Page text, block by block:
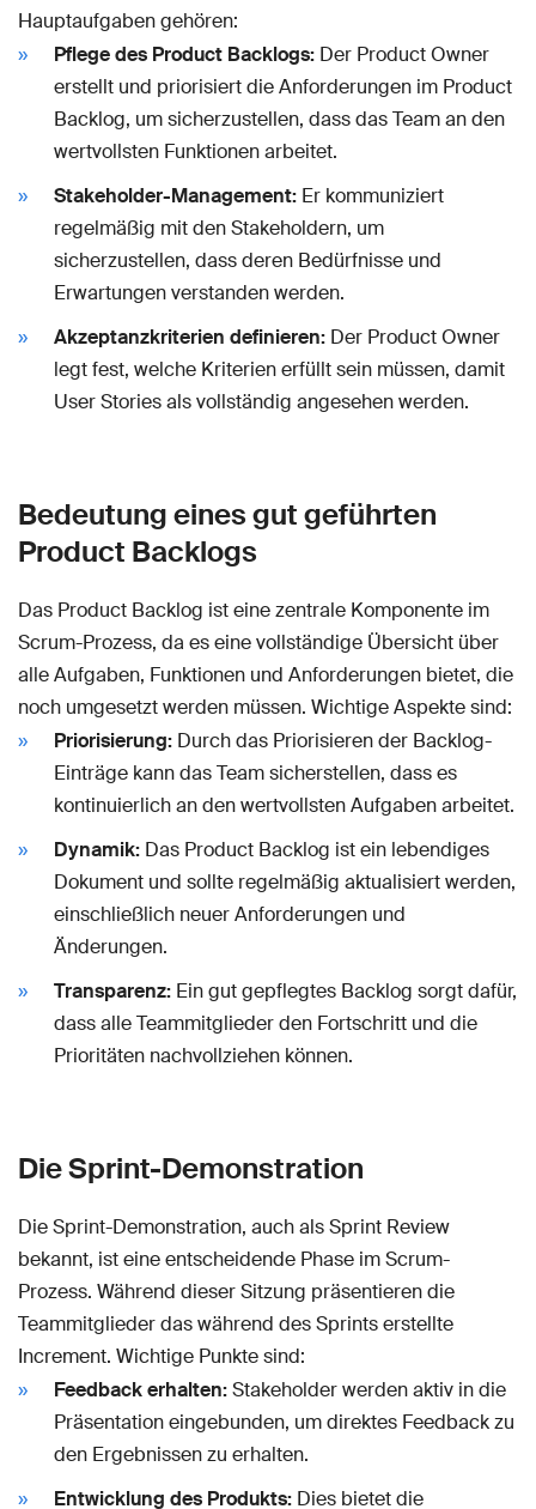
Hauptaufgaben gehören:
Pflege des Product Backlogs: Der Product Owner
erstellt und priorisiert die Anforderungen im Product
Backlog, um sicherzustellen, dass das Team an den
wertvollsten Funktionen arbeitet.
Stakeholder-Management: Er kommuniziert
regelmäßig mit den Stakeholdern, um
sicherzustellen, dass deren Bedürfnisse und
Erwartungen verstanden werden.
Akzeptanzkriterien definieren: Der Product Owner
legt fest, welche Kriterien erfüllt sein müssen, damit
User Stories als vollständig angesehen werden.
Bedeutung eines gut geführten
Product Backlogs
Das Product Backlog ist eine zentrale Komponente im
Scrum-Prozess, da es eine vollständige Übersicht über
alle Aufgaben, Funktionen und Anforderungen bietet, die
noch umgesetzt werden müssen. Wichtige Aspekte sind:
Priorisierung: Durch das Priorisieren der Backlog-
Einträge kann das Team sicherstellen, dass es
kontinuierlich an den wertvollsten Aufgaben arbeitet.
Dynamik: Das Product Backlog ist ein lebendiges
Dokument und sollte regelmäßig aktualisiert werden,
einschließlich neuer Anforderungen und
Änderungen.
Transparenz: Ein gut gepflegtes Backlog sorgt dafür,
dass alle Teammitglieder den Fortschritt und die
Prioritäten nachvollziehen können.
Die Sprint-Demonstration
Die Sprint-Demonstration, auch als Sprint Review
bekannt, ist eine entscheidende Phase im Scrum-
Prozess. Während dieser Sitzung präsentieren die
Teammitglieder das während des Sprints erstellte
Increment. Wichtige Punkte sind:
Feedback erhalten:Stakeholder werden aktiv in die
Präsentation eingebunden, um direktes Feedback zu
den Ergebnissen zu erhalten.
Entwicklung des Produkts: Dies bietet die